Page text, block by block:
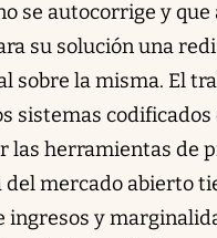
se autocorrige y
su solución una
sobre la misma. El
sistemas
las herramientas de
mercado abierto
ingresos y